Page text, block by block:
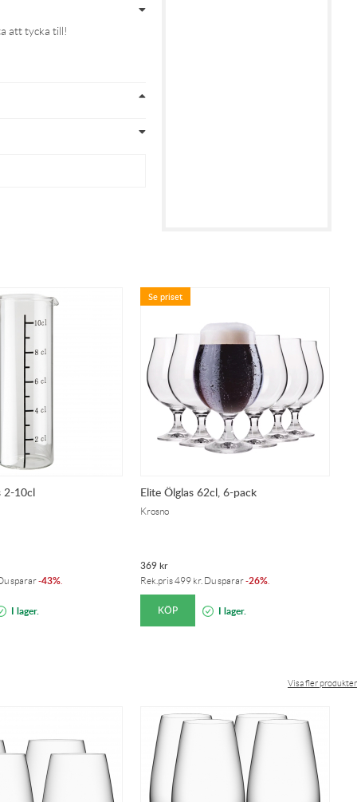
att tycka till!
2-10cl
sparar-43%
I lager.
Se priset
Elite Ölglas 62cl, 6-pack
Krosno
369kr
Rek.pris499 kr. Du sparar-26%
KÖP I lager.
Visa fler produkter